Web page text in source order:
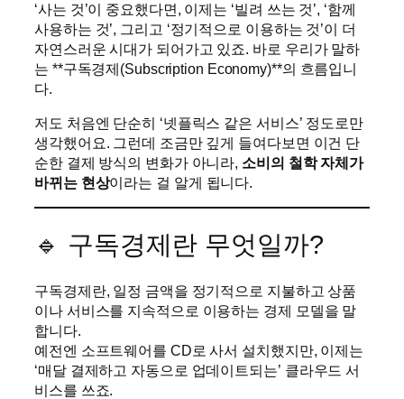
‘사는 것’이 중요했다면, 이제는 ‘빌려 쓰는 것’, ‘함께
사용하는 것’, 그리고 ‘정기적으로 이용하는 것’이 더
자연스러운 시대가 되어가고 있죠. 바로 우리가 말하
는 **구독경제(Subscription Economy)**의 흐름입니
다.
저도 처음엔 단순히 ‘넷플릭스 같은 서비스’ 정도로만
생각했어요. 그런데 조금만 깊게 들여다보면 이건 단
순한 결제 방식의 변화가 아니라, 소비의 철학 자체가
바뀌는 현상이라는 걸 알게 됩니다.
🔹 구독경제란 무엇일까?
구독경제란, 일정 금액을 정기적으로 지불하고 상품
이나 서비스를 지속적으로 이용하는 경제 모델을 말
합니다.
예전엔 소프트웨어를 CD로 사서 설치했지만, 이제는
‘매달 결제하고 자동으로 업데이트되는’ 클라우드 서
비스를 쓰죠.